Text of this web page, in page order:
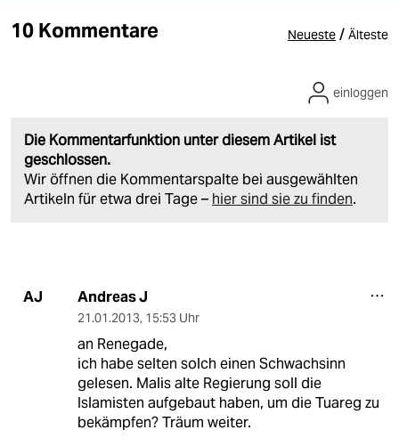
10 Kommentare Neueste / Älteste
Die Kommentarfunktion unter diesem Artikel ist
geschlossen.
Wir öffnen die Kommentarspalte bei ausgewählten
Artikeln für etwa drei Tage – hier sind sie zu finden.
einloggen
AJ Andreas J
21.01.2013, 15:53 Uhr
an Renegade,
ich habe selten solch einen Schwachsinn
gelesen. Malis alte Regierung soll die
Islamisten aufgebaut haben, um die Tuareg zu
bekämpfen? Träum weiter.